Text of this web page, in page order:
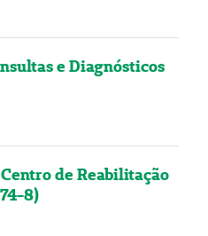
e Diagnósticos
de Reabilitação
8)